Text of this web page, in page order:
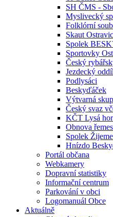
SH ČMS -
Myslivecký
Folklórní
Skaut
Spolek
Sportovky
Český
Jezdecký
Podlysáci
Beskyďáček
Výtvarná
Český svaz
KČT Lysá
Obnova
Spolek
Hnízdo
Portál občana
Webkamery
Dopravní statistiky
Informační centrum
Parkování v obci
Logomanuál Obce
Aktuálně